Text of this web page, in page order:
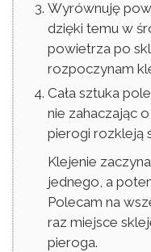
Wyrównuję
dzięki temu w
powietrza po
rozpoczynam
Cała sztuka
nie zahaczając
pierogi rozkleją
Klejenie
jednego, a
Polecam na
raz miejsce
pieroga.